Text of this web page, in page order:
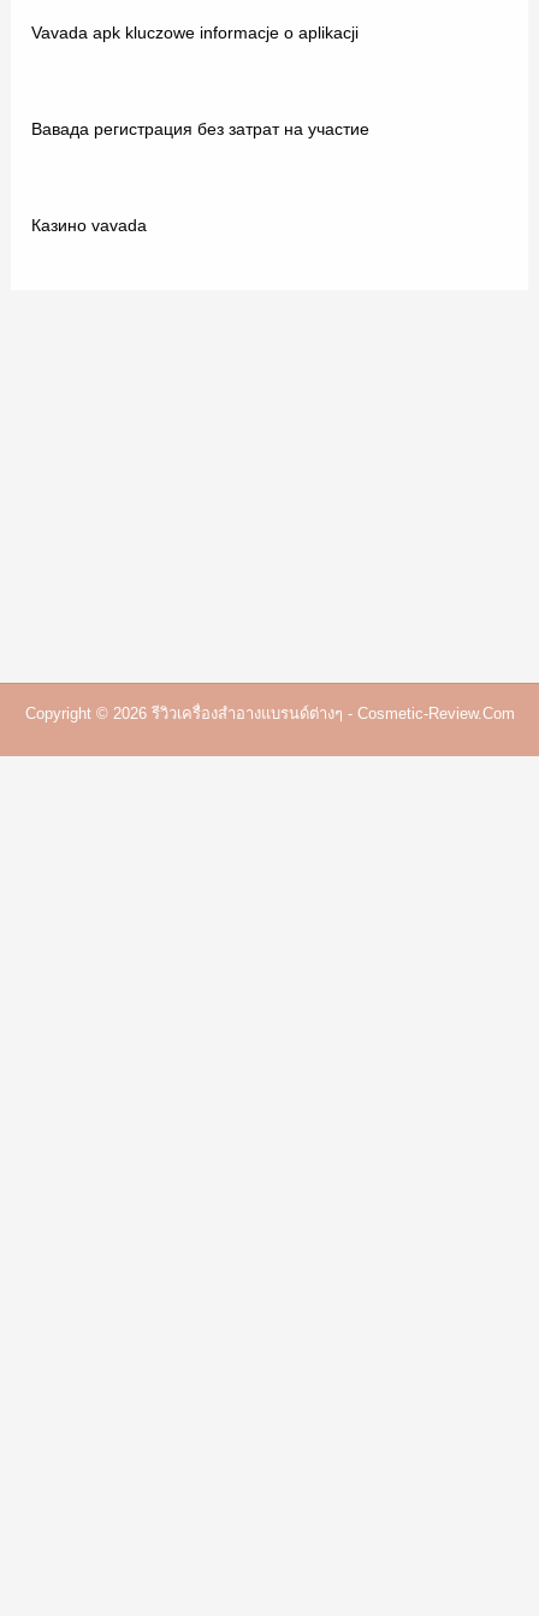
Vavada apk kluczowe informacje o aplikacji
Вавада регистрация без затрат на участие
Казино vavada
Copyright © 2026 รีวิวเครื่องสำอางแบรนด์ต่างๆ - Cosmetic-Review.com